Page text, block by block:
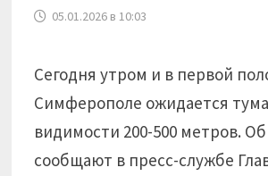
05.01.2026 в 10:03
Сегодня утром и в первой
Симферополе ожидается
видимости 200-500 метров.
сообщают в пресс-службе